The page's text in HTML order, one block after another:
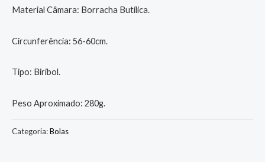
Material Câmara: Borracha Butílica.
Circunferência: 56-60cm.
Tipo: Biribol.
Peso Aproximado: 280g.
Categoria:Bolas